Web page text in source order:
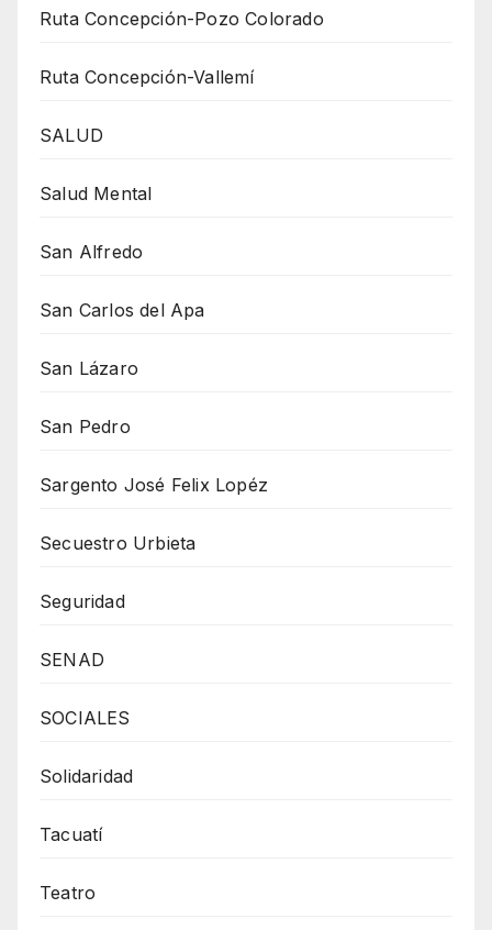
Ruta Concepción-Pozo Colorado
Ruta Concepción-Vallemí
SALUD
Salud Mental
San Alfredo
San Carlos del Apa
San Lázaro
San Pedro
Sargento José Felix Lopéz
Secuestro Urbieta
Seguridad
SENAD
SOCIALES
Solidaridad
Tacuatí
Teatro